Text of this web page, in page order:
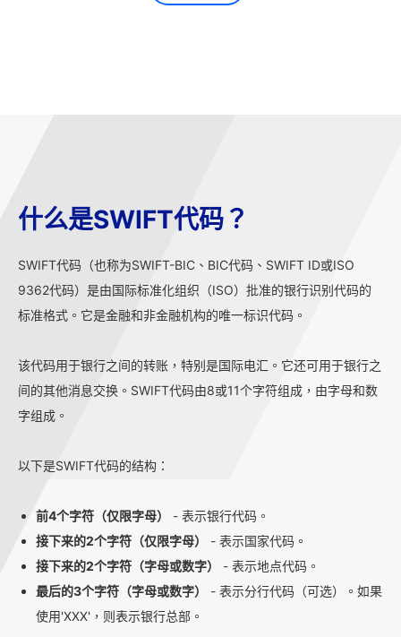
什么是SWIFT代码？
SWIFT代码（也称为SWIFT-BIC、BIC代码、SWIFT ID或ISO
9362代码）是由国际标准化组织（ISO）批准的银行识别代码的
标准格式。它是金融和非金融机构的唯一标识代码。
该代码用于银行之间的转账，特别是国际电汇。它还可用于银行之
间的其他消息交换。SWIFT代码由8或11个字符组成，由字母和数
字组成。
以下是SWIFT代码的结构：
前4个字符（仅限字母）
- 表示银行代码。
接下来的2个字符（仅限字母）
- 表示国家代码。
接下来的2个字符（字母或数字）
- 表示地点代码。
最后的3个字符（字母或数字）
- 表示分行代码（可选）。如果
使用'XXX'，则表示银行总部。